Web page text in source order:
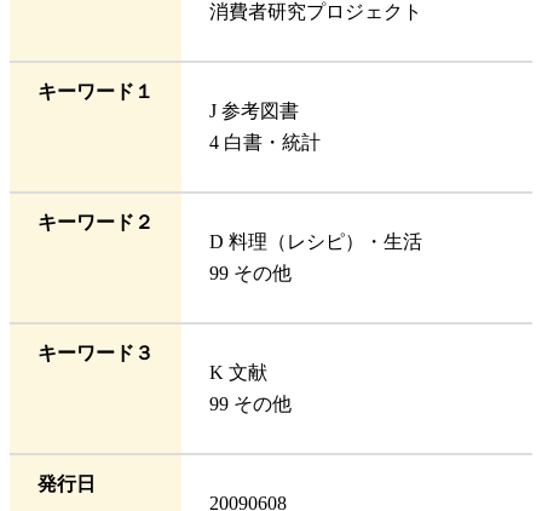
消費者研究プロジェクト
キーワード１
J 参考図書
4 白書・統計
キーワード２
D 料理（レシピ）・生活
99 その他
キーワード３
K 文献
99 その他
発行日
20090608